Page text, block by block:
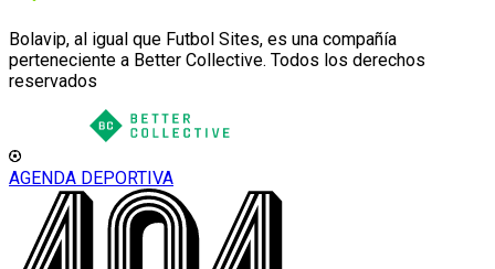
Bolavip, al igual que Futbol Sites, es una compañía
perteneciente a Better Collective. Todos los derechos
reservados
AGENDA DEPORTIVA